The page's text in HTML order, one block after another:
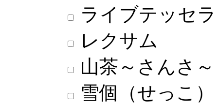
ライブテッセラ
レクサム
山茶～さんさ～
雪個（せっこ）